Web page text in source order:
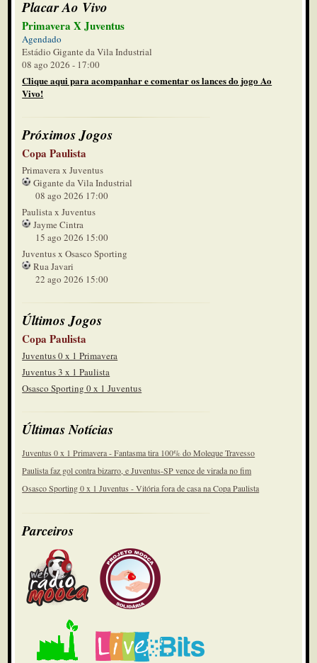
Placar Ao Vivo
Primavera X Juventus
Agendado
Estádio Gigante da Vila Industrial
08 ago 2026 - 17:00
Clique aqui para acompanhar e comentar os lances do jogo Ao
Vivo!
Próximos Jogos
Copa Paulista
Primavera x Juventus
Gigante da Vila Industrial
08 ago 2026 17:00
Paulista x Juventus
Jayme Cintra
15 ago 2026 15:00
Juventus x Osasco Sporting
Rua Javari
22 ago 2026 15:00
Últimos Jogos
Copa Paulista
Juventus 0 x 1 Primavera
Juventus 3 x 1 Paulista
Osasco Sporting 0 x 1 Juventus
Últimas Notícias
Juventus 0 x 1 Primavera - Fantasma tira 100% do Moleque Travesso
Paulista faz gol contra bizarro, e Juventus-SP vence de virada no fim
Osasco Sporting 0 x 1 Juventus - Vitória fora de casa na Copa Paulista
Parceiros